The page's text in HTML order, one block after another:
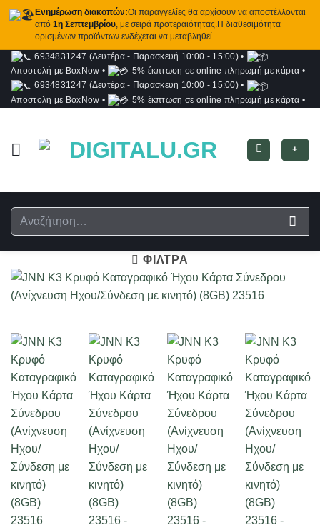
Ενημέρωση διακοπών:Οι παραγγελίες θα αρχίσουν να αποστέλλονται
από1η Σεπτεμβρίου, με σειρά προτεραιότητας.Η διαθεσιμότητα
ορισμένων προϊόντων ενδέχεται να μεταβληθεί.
Μετάβαση
στο
περιεχόμενο
6934831247 (Δευτέρα - Παρασκευή 10:00 - 15:00) •
Αποστολή με BoxNow • 5% έκπτωση σε online πληρωμή με κάρτα •
6934831247 (Δευτέρα - Παρασκευή 10:00 - 15:00) •
Αποστολή με BoxNow • 5% έκπτωση σε online πληρωμή με κάρτα •
+
Αναζήτηση
για:
ΦΙΛΤΡΑ